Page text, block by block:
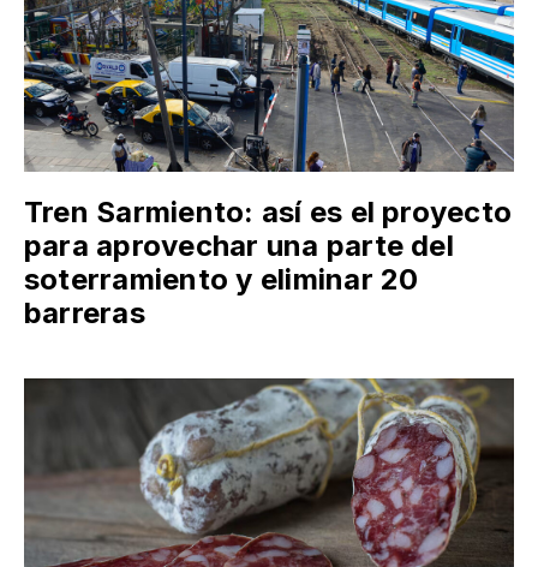
Tren Sarmiento: así es el proyecto
para aprovechar una parte del
soterramiento y eliminar 20
barreras